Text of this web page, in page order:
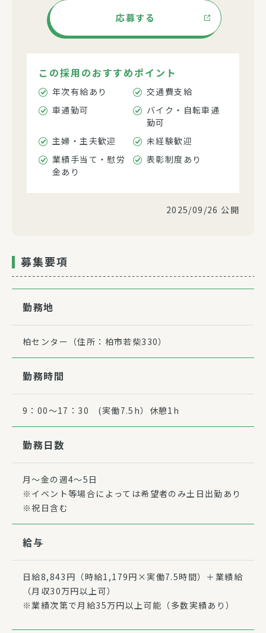
応募する
この採用のおすすめポイント
年次有給あり
交通費支給
車通勤可
バイク・自転車通
勤可
主婦・主夫歓迎
未経験歓迎
業績手当て・慰労
金あり
表彰制度あり
2025/09/26 公開
募集要項
勤務地
柏センター（住所：柏市若柴330）
勤務時間
9：00〜17：30 (実働7.5h）休憩1h
勤務日数
月～金の週4～5日
※イベント等場合によっては希望者のみ土日出勤あり
※祝日含む
給与
日給8,843円（時給1,179円×実働7.5時間）＋業績給
（月収30万円以上可）
※業績次第で月給35万円以上可能（多数実績あり）